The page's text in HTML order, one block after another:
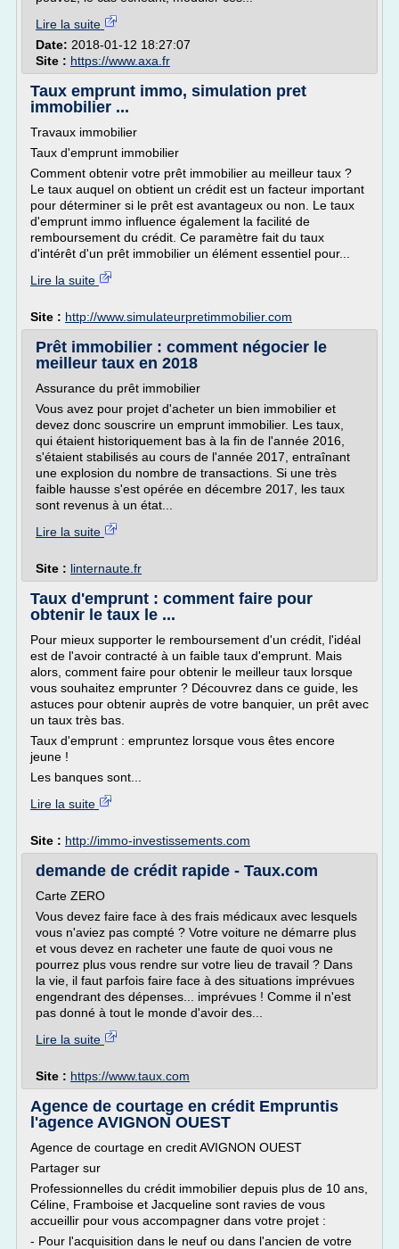
Lire la suite
Date: 2018-01-12 18:27:07
Site : https://www.axa.fr
Taux emprunt immo, simulation pret
immobilier ...
Travaux immobilier
Taux d'emprunt immobilier
Comment obtenir votre prêt immobilier au meilleur taux ?
Le taux auquel on obtient un crédit est un facteur important
pour déterminer si le prêt est avantageux ou non. Le taux
d'emprunt immo influence également la facilité de
remboursement du crédit. Ce paramètre fait du taux
d'intérêt d'un prêt immobilier un élément essentiel pour...
Lire la suite
Site : http://www.simulateurpretimmobilier.com
Prêt immobilier : comment négocier le
meilleur taux en 2018
Assurance du prêt immobilier
Vous avez pour projet d'acheter un bien immobilier et
devez donc souscrire un emprunt immobilier. Les taux,
qui étaient historiquement bas à la fin de l'année 2016,
s'étaient stabilisés au cours de l'année 2017, entraînant
une explosion du nombre de transactions. Si une très
faible hausse s'est opérée en décembre 2017, les taux
sont revenus à un état...
Lire la suite
Site : linternaute.fr
Taux d'emprunt : comment faire pour
obtenir le taux le ...
Pour mieux supporter le remboursement d'un crédit, l'idéal
est de l'avoir contracté à un faible taux d'emprunt. Mais
alors, comment faire pour obtenir le meilleur taux lorsque
vous souhaitez emprunter ? Découvrez dans ce guide, les
astuces pour obtenir auprès de votre banquier, un prêt avec
un taux très bas.
Taux d'emprunt : empruntez lorsque vous êtes encore
jeune !
Les banques sont...
Lire la suite
Site : http://immo-investissements.com
demande de crédit rapide - Taux.com
Carte ZERO
Vous devez faire face à des frais médicaux avec lesquels
vous n'aviez pas compté ? Votre voiture ne démarre plus
et vous devez en racheter une faute de quoi vous ne
pourrez plus vous rendre sur votre lieu de travail ? Dans
la vie, il faut parfois faire face à des situations imprévues
engendrant des dépenses... imprévues ! Comme il n'est
pas donné à tout le monde d'avoir des...
Lire la suite
Site : https://www.taux.com
Agence de courtage en crédit Empruntis
l'agence AVIGNON OUEST
Agence de courtage en credit AVIGNON OUEST
Partager sur
Professionnelles du crédit immobilier depuis plus de 10 ans,
Céline, Framboise et Jacqueline sont ravies de vous
accueillir pour vous accompagner dans votre projet :
- Pour l'acquisition dans le neuf ou dans l'ancien de votre